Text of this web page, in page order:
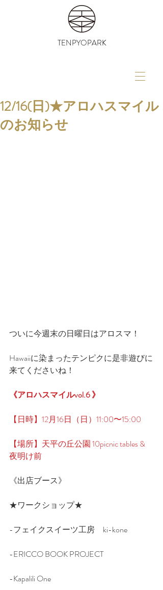
TENPYOPARK
12/16(日)★アロハスマイル
のお知らせ
ついに今週末の日曜日はアロスマ！
Hawaiiに染まったテンピクに是非遊びに
来てくださいね！
《アロハスマイルvol.6 》
【日時】12月16日（日）11:00〜15:00
【場所】天平の丘公園 10picnic tables &
夜明け前
《出店ブース》
★ワークショップ★
-フェイクスイーツ工房　ki-kone
-ERICCO BOOK PROJECT
-Kapalili One